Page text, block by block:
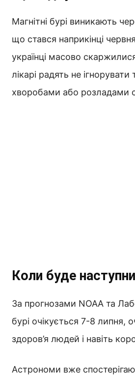
Магнітні бурі виникають
що стався наприкінці
українці масово
лікарі радять не
хворобами або розладами
Коли буде
За прогнозами NOAA та
бурі очікується 7-8 липня,
здоров’я людей і навіть
Астрономи вже